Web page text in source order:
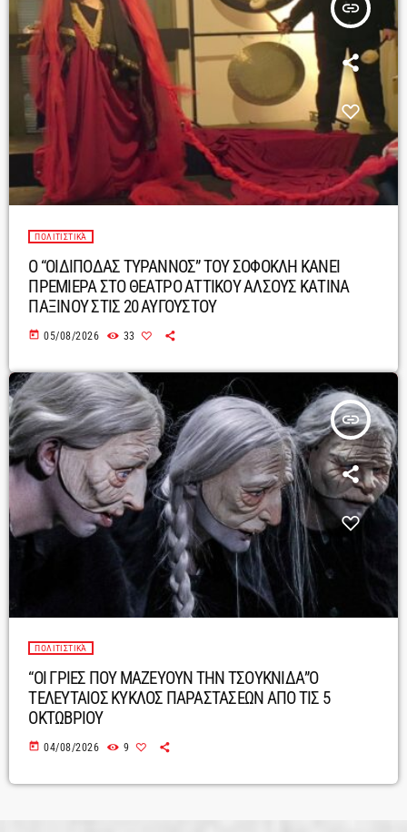
insert_link
ΠΟΛΙΤΙΣΤΙΚΆ
Ο “ΟΙΔΙΠΟΔΑΣ ΤΥΡΑΝΝΟΣ” ΤΟΥ ΣΟΦΟΚΛΗ ΚΑΝΕΙ
ΠΡΕΜΙΕΡΑ ΣΤΟ ΘΕΑΤΡΟ ΑΤΤΙΚΟΥ ΑΛΣΟΥΣ ΚΑΤΙΝΑ
ΠΑΞΙΝΟΥ ΣΤΙΣ 20 ΑΥΓΟΥΣΤΟΥ
today 05/08/2026 33
insert_link
ΠΟΛΙΤΙΣΤΙΚΆ
“ΟΙ ΓΡΙΕΣ ΠΟΥ ΜΑΖΕΥΟΥΝ ΤΗΝ ΤΣΟΥΚΝΙΔΑ”Ο
ΤΕΛΕΥΤΑΙΟΣ ΚΥΚΛΟΣ ΠΑΡΑΣΤΑΣΕΩΝ ΑΠΟ ΤΙΣ 5
ΟΚΤΩΒΡΙΟΥ
today 04/08/2026 9